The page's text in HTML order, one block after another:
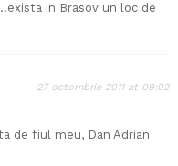
in Brasov un loc de
27 octombrie 2011 at 09:02
de fiul meu, Dan Adrian